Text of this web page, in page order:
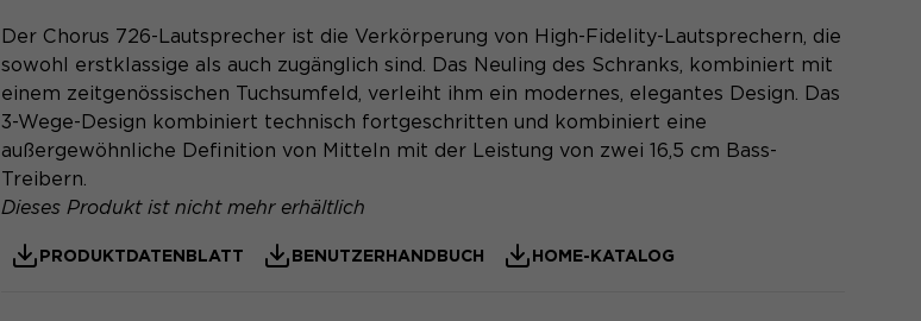
Der Chorus 726-Lautsprecher ist die Verkörperung von High-Fidelity-Lautsprechern, die
sowohl erstklassige als auch zugänglich sind. Das Neuling des Schranks, kombiniert mit
einem zeitgenössischen Tuchsumfeld, verleiht ihm ein modernes, elegantes Design. Das
3-Wege-Design kombiniert technisch fortgeschritten und kombiniert eine
außergewöhnliche Definition von Mitteln mit der Leistung von zwei 16,5 cm Bass-
Treibern.
Dieses Produkt ist nicht mehr erhältlich
PRODUKTDATENBLATT BENUTZERHANDBUCH HOME-KATALOG